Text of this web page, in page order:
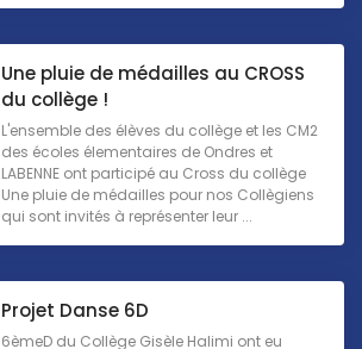
Une pluie de médailles au CROSS
du collège !
L'ensemble des élèves du collège et les CM2
des écoles élementaires de Ondres et
LABENNE ont participé au Cross du collège
Une pluie de médailles pour nos Collègiens
qui sont invités à représenter leur ...
Projet Danse 6D
6èmeD du Collège Gisèle Halimi ont eu